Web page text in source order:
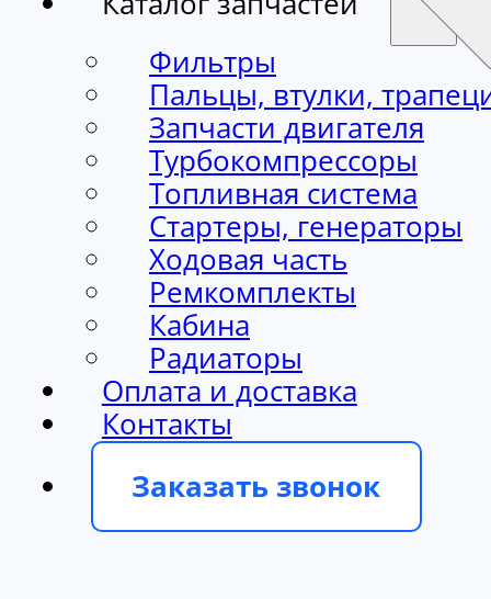
Фильтры
Пальцы, втулки,
Запчасти двигателя
Турбокомпрессоры
Топливная система
Стартеры, генераторы
Ходовая часть
Ремкомплекты
Кабина
Радиаторы
Оплата и доставка
Контакты
Заказать звонок